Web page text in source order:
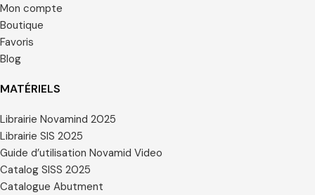
Mon compte
Boutique
Favoris
Blog
MATÉRIELS
Librairie Novamind 2025
Librairie SIS 2025
Guide d’utilisation Novamid Video
Catalog SISS 2025
Catalogue Abutment